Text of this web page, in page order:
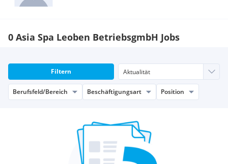
0 Asia Spa Leoben BetriebsgmbH Jobs
Filtern
Berufsfeld/Bereich Beschäftigungsart Position